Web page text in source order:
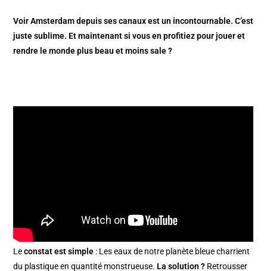
Voir Amsterdam depuis ses canaux est un incontournable. C’est
juste sublime. Et maintenant si vous en profitiez pour jouer et
rendre le monde plus beau et moins sale ?
English version
Leconstat est simple : Les eaux de notre planète bleue charrient
du plastique en quantité monstrueuse. La solution ? Retrousser